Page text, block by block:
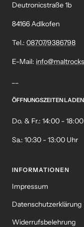
Deutronicstraße 1b
84166 Adlkofen
Tel.: 08707/9386798
E-Mail:
ÖFFNUNGSZEITEN LADEN
Do. & Fr.: 14:00 -
Sa.: 10:30 - 13:00 Uhr
INFORMATIONEN
Impressum
Datenschutzerklärung
Widerrufsbelehrung